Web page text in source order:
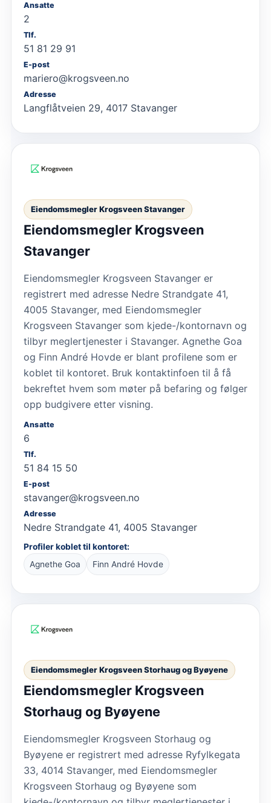
Ansatte
2
Tlf.
51 81 29 91
E-post
mariero@krogsveen.no
Adresse
Langflåtveien 29, 4017 Stavanger
Eiendomsmegler Krogsveen Stavanger
Eiendomsmegler Krogsveen
Stavanger
Eiendomsmegler Krogsveen Stavanger er
registrert med adresse Nedre Strandgate 41,
4005 Stavanger, med Eiendomsmegler
Krogsveen Stavanger som kjede-/kontornavn og
tilbyr meglertjenester i Stavanger. Agnethe Goa
og Finn André Hovde er blant profilene som er
koblet til kontoret. Bruk kontaktinfoen til å få
bekreftet hvem som møter på befaring og følger
opp budgivere etter visning.
Ansatte
6
Tlf.
51 84 15 50
E-post
stavanger@krogsveen.no
Adresse
Nedre Strandgate 41, 4005 Stavanger
Profiler koblet til kontoret:
Agnethe Goa
Finn André Hovde
Eiendomsmegler Krogsveen Storhaug og Byøyene
Eiendomsmegler Krogsveen
Storhaug og Byøyene
Eiendomsmegler Krogsveen Storhaug og
Byøyene er registrert med adresse Ryfylkegata
33, 4014 Stavanger, med Eiendomsmegler
Krogsveen Storhaug og Byøyene som